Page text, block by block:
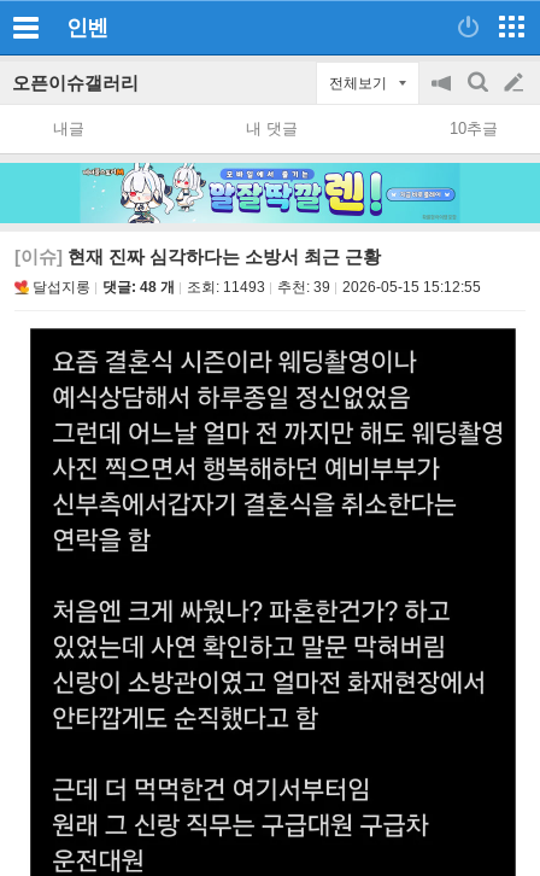
인벤
오픈이슈갤러리 전체보기
공
지
on/off
검
색
글
쓰
내글 내 댓글 10추글
[이슈] 현재 진짜 심각하다는 소방서 최근 근황
달섭지롱 댓글: 48 개 조회: 11493 추천: 39 2026-05-15 15:12:55